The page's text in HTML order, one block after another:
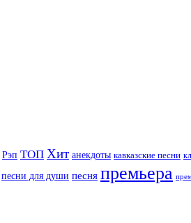
Рэп ТОП Хит анекдоты кавказские песни
песни для души песня премьера